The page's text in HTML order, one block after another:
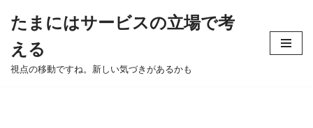
to
content
たまにはサービスの立場で考
える
視点の移動ですね。新しい気づきがあるかも